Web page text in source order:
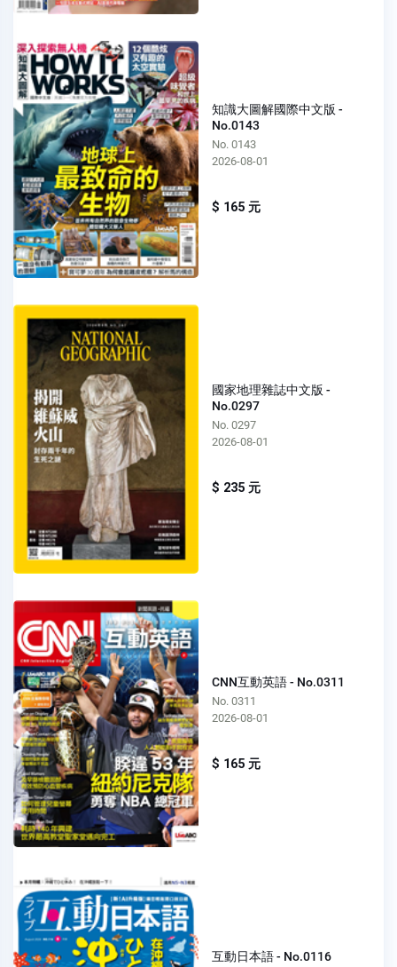
知識大圖解國際中文版 -
No.0143
No. 0143
2026-08-01
$ 165 元
國家地理雜誌中文版 -
No.0297
No. 0297
2026-08-01
$ 235 元
CNN互動英語 - No.0311
No. 0311
2026-08-01
$ 165 元
互動日本語 - No.0116